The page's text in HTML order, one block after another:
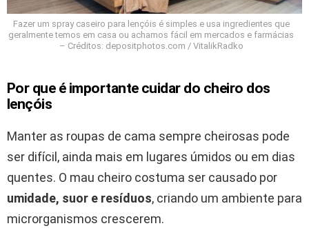
Fazer um spray caseiro para lençóis é simples e usa ingredientes que
geralmente temos em casa ou achamos fácil em mercados e farmácias
– Créditos: depositphotos.com / VitalikRadko
Por que é importante cuidar do cheiro dos
lençóis
Manter as roupas de cama sempre cheirosas pode
ser difícil, ainda mais em lugares úmidos ou em dias
quentes. O mau cheiro costuma ser causado por
umidade, suor e resíduos, criando um ambiente para
microrganismos crescerem.